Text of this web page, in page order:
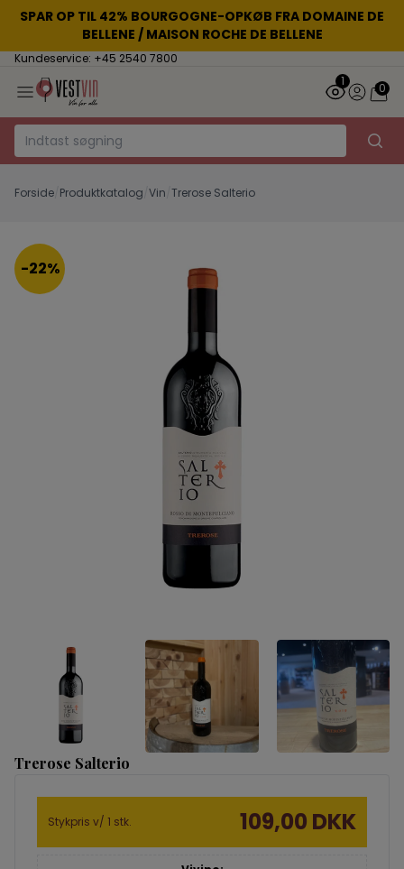
SPAR OP TIL 42% BOURGOGNE-OPKØB FRA DOMAINE DE
BELLENE / MAISON ROCHE DE BELLENE
Kundeservice: +45 2540 7800
1
0
Forside Produktkatalog Vin Trerose Salterio
-22%
Trerose Salterio
Stykpris v/ 1 stk. 109,00 DKK